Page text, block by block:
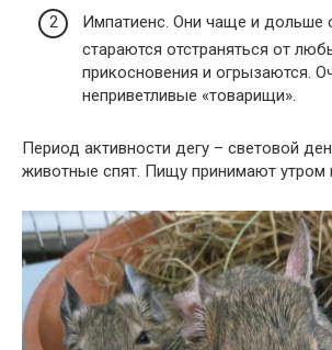
Импатиенс. Они чаще и дольше
стараются отстраняться от
прикосновения и огрызаются.
неприветливые «товарищи».
Период активности дегу – световой
животные спят. Пищу принимают утром